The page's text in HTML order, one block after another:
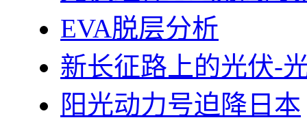
EVA脱层分析
新长征路上的光伏-
阳光动力号迫降日本